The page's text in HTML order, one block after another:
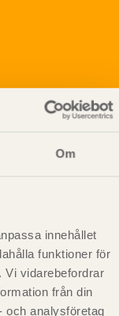
Om
innehållet
funktioner för
Vi vidarebefordrar
från din
och analysföretag